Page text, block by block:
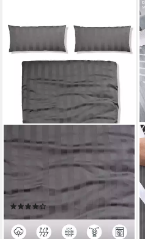
OTTO HOME
Bettwäsche Malia in Gr.
135x200 oder 155x220 cm,
Mako-Satin, 2 teilig, zeitlose
Bettwäsche aus Baumwolle,
Bettwäsche in Mako-Satin-
Qualität
(617)
ab 27,49 € UVP63,99 €
-57%